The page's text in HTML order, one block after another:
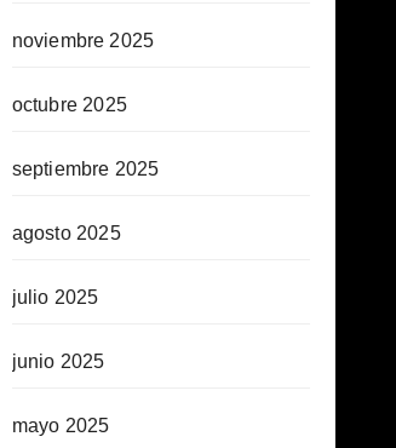
noviembre 2025
octubre 2025
septiembre 2025
agosto 2025
julio 2025
junio 2025
mayo 2025